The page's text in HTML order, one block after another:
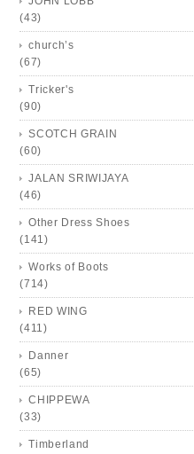
(43)
church’s
(67)
Tricker's
(90)
SCOTCH GRAIN
(60)
JALAN SRIWIJAYA
(46)
Other Dress Shoes
(141)
Works of Boots
(714)
RED WING
(411)
Danner
(65)
CHIPPEWA
(33)
Timberland